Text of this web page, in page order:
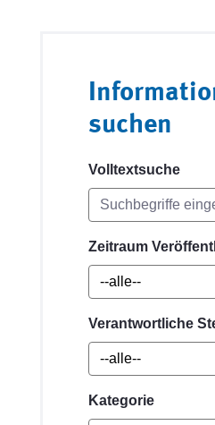
suchen
Volltextsuche
Zeitraum
Verantwortliche
Kategorie